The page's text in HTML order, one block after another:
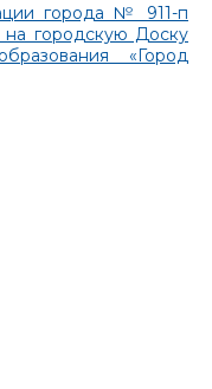
города № 911-п
на городскую Доску
«Город